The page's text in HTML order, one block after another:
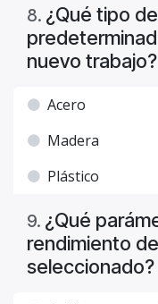
8. ¿Qué tipo
nuevo trabajo?
Acero
Madera
Plástico
9. ¿Qué
rendimiento
seleccionado?